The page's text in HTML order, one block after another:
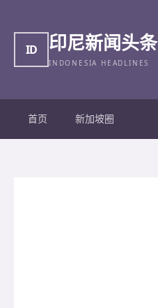
ID 印尼新闻头条
INDONESIA HEADLINES
首页 新加坡圈